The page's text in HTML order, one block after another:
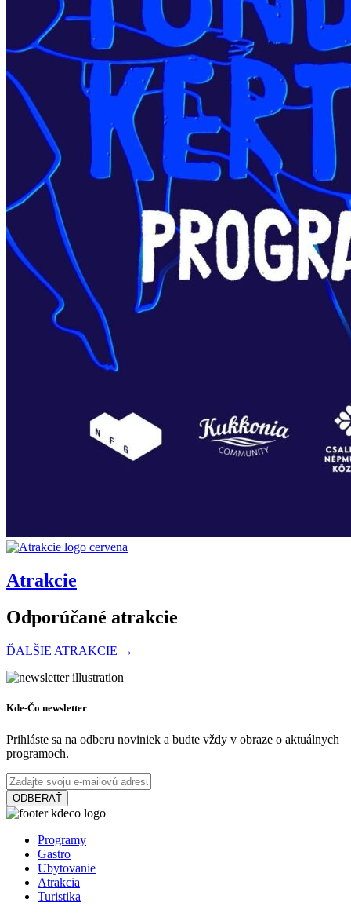
Atrakcie
Odporúčané atrakcie
ĎALŠIE ATRAKCIE →
Thermalpark Dunajská Streda
Turistické atrakcie
Vermesova vila
Dunajská Streda
Kde-Čo newsletter
Prihláste sa na odberu noviniek a budte vždy v obraze o aktuálnych
programoch.
ODBERAŤ
Programy
Gastro
Ubytovanie
Atrakcia
Turistika